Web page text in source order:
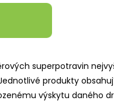
superpotravin
produkty
výskytu daného